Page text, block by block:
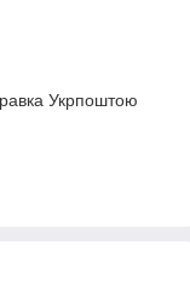
Укрпоштою